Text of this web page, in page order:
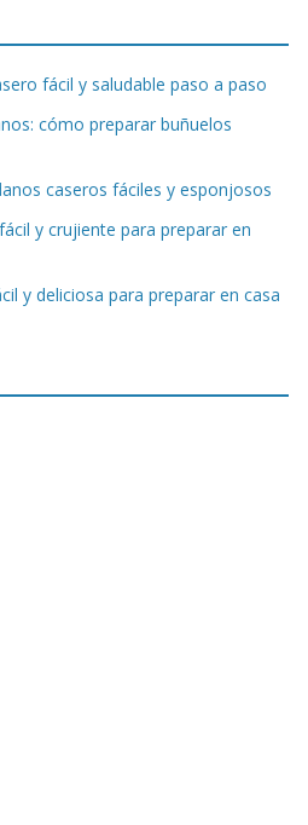
fácil y saludable paso a paso
cómo preparar buñuelos
caseros fáciles y esponjosos
y crujiente para preparar en
y deliciosa para preparar en casa